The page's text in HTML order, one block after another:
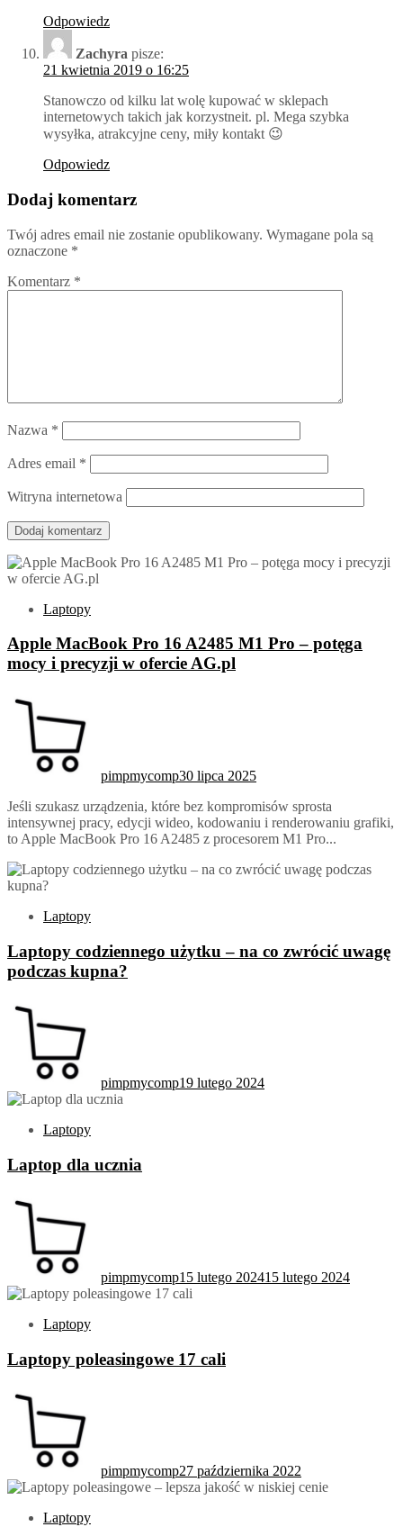
Odpowiedz
Zachyra pisze:
21 kwietnia 2019 o 16:25
Stanowczo od kilku lat wolę kupować w sklepach
internetowych takich jak korzystneit. pl. Mega szybka
wysyłka, atrakcyjne ceny, miły kontakt 😉
Odpowiedz
Dodaj komentarz
Twój adres email nie zostanie opublikowany. Wymagane pola są
oznaczone *
Komentarz *
Nazwa *
Adres email *
Witryna internetowa
Laptopy
Apple MacBook Pro 16 A2485 M1 Pro – potęga
mocy i precyzji w ofercie AG.pl
pimpmycomp30 lipca 2025
Jeśli szukasz urządzenia, które bez kompromisów sprosta
intensywnej pracy, edycji wideo, kodowaniu i renderowaniu grafiki,
to Apple MacBook Pro 16 A2485 z procesorem M1 Pro...
Laptopy
Laptopy codziennego użytku – na co zwrócić uwagę
podczas kupna?
pimpmycomp19 lutego 2024
Laptopy
Laptop dla ucznia
pimpmycomp15 lutego 202415 lutego 2024
Laptopy
Laptopy poleasingowe 17 cali
pimpmycomp27 października 2022
Laptopy